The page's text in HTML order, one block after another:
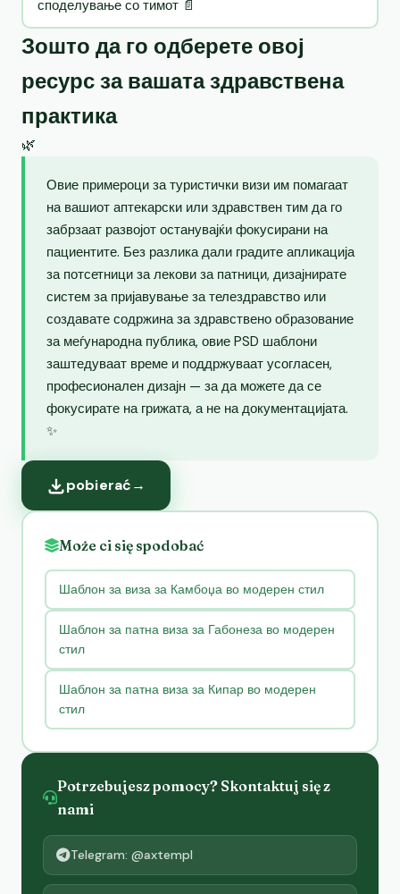
споделување со тимот 📄
Зошто да го одберете овој
ресурс за вашата здравствена
практика
🌿
Овие примероци за туристички визи им помагаат
на вашиот аптекарски или здравствен тим да го
забрзаат развојот останувајќи фокусирани на
пациентите. Без разлика дали градите апликација
за потсетници за лекови за патници, дизајнирате
систем за пријавување за телездравство или
создавате содржина за здравствено образование
за меѓународна публика, овие PSD шаблони
заштедуваат време и поддржуваат усогласен,
професионален дизајн — за да можете да се
фокусирате на грижата, а не на документацијата.
✨
pobierać→
Może ci się spodobać
Шаблон за виза за Камбоџа во модерен стил
Шаблон за патна виза за Габонеза во модерен
стил
Шаблон за патна виза за Кипар во модерен
стил
Potrzebujesz pomocy? Skontaktuj się z
nami
Telegram: @axtempl